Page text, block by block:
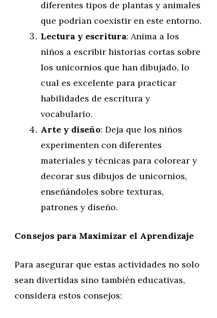
diferentes tipos de plantas y animales
que podrían coexistir en este entorno.
Lectura y escritura: Anima a los
niños a escribir historias cortas sobre
los unicornios que han dibujado, lo
cual es excelente para practicar
habilidades de escritura y
vocabulario.
Arte y diseño: Deja que los niños
experimenten con diferentes
materiales y técnicas para colorear y
decorar sus dibujos de unicornios,
enseñándoles sobre texturas,
patrones y diseño.
Consejos para Maximizar el Aprendizaje
Para asegurar que estas actividades no solo
sean divertidas sino también educativas,
considera estos consejos: